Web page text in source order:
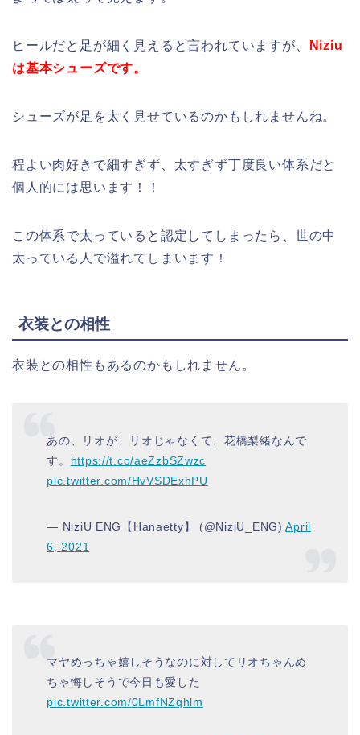
ヒールだと足が細く見えると言われていますが、
Niziu
は基本シューズです。
シューズが足を太く見せているのかもしれませんね。
程よい肉好きで細すぎず、太すぎず丁度良い体系だと
個人的には思います！！
この体系で太っていると認定してしまったら、世の中
太っている人で溢れてしまいます！
衣装との相性
衣装との相性もあるのかもしれません。
あの、リオが、リオじゃなくて、花橋梨緒なんで
す。 https://t.co/aeZzbSZwzc
pic.twitter.com/HvVSDExhPU
— NiziU ENG【Hanaetty】 (@NiziU_ENG)April
6, 2021
マヤめっちゃ嬉しそうなのに対してリオちゃんめ
ちゃ悔しそうで今日も愛した
pic.twitter.com/0LmfNZqhlm